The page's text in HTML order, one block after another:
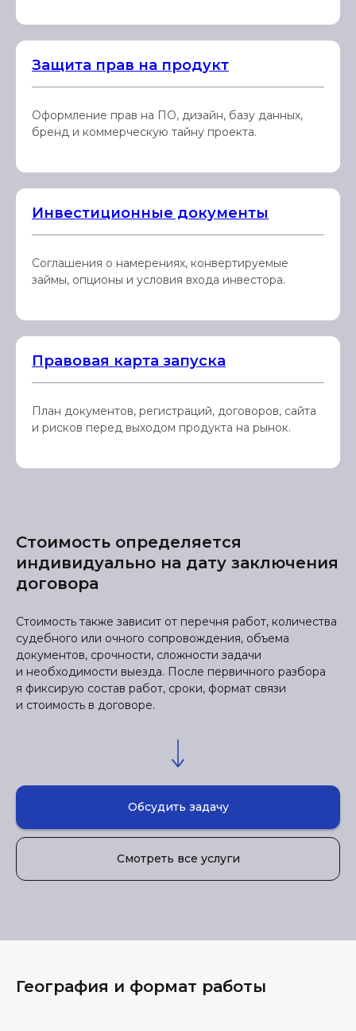
Защита прав на продукт
Оформление прав на ПО, дизайн, базу данных,
бренд и коммерческую тайну проекта.
Инвестиционные документы
Соглашения о намерениях, конвертируемые
займы, опционы и условия входа инвестора.
Правовая карта запуска
План документов, регистраций, договоров, сайта
и рисков перед выходом продукта на рынок.
Стоимость определяется
индивидуально на дату заключения
договора
Стоимость также зависит от перечня работ, количества
судебного или очного сопровождения, объема
документов, срочности, сложности задачи
и необходимости выезда. После первичного разбора
я фиксирую состав работ, сроки, формат связи
и стоимость в договоре.
Обсудить задачу
Смотреть все услуги
География и формат работы